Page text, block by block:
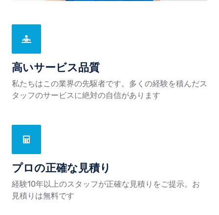
高いサービス品質
私たちはこの業界の先駆者です。多くの経験を積んだス
タッフのサービスに絶対の自信があります
プロの正確な見積り
経験10年以上のスタッフが正確な見積りをご提示。お
見積りは無料です